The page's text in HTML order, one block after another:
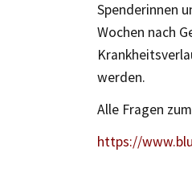
Spenderinnen
Wochen nach
werden.
Alle Fragen
https://